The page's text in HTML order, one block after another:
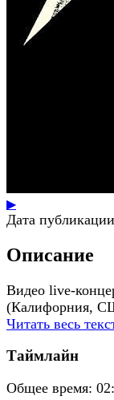
▶
Дата
Описание
Видео live-
(Калифорния,
Читать весь
Таймлайн
Общее время: